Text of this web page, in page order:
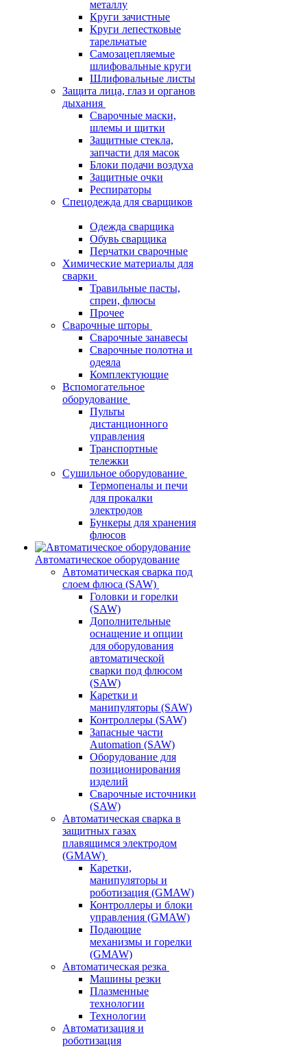
металлу
Круги зачистные
Круги лепестковые
тарельчатые
Самозацепляемые
шлифовальные круги
Шлифовальные листы
Защита лица, глаз и органов
дыхания
Сварочные маски,
шлемы и щитки
Защитные стекла,
запчасти для масок
Блоки подачи воздуха
Защитные очки
Респираторы
Спецодежда для сварщиков
Одежда сварщика
Обувь сварщика
Перчатки сварочные
Химические материалы для
сварки
Травильные пасты,
спреи, флюсы
Прочее
Сварочные шторы
Сварочные занавесы
Сварочные полотна и
одеяла
Комплектующие
Вспомогательное
оборудование
Пульты
дистанционного
управления
Транспортные
тележки
Сушильное оборудование
Термопеналы и печи
для прокалки
электродов
Бункеры для хранения
флюсов
Автоматическое оборудование
Автоматическая сварка под
слоем флюса (SAW)
Головки и горелки
(SAW)
Дополнительные
оснащение и опции
для оборудования
автоматической
сварки под флюсом
(SAW)
Каретки и
манипуляторы (SAW)
Контроллеры (SAW)
Запасные части
Automation (SAW)
Оборудование для
позиционирования
изделий
Сварочные источники
(SAW)
Автоматическая сварка в
защитных газах
плавящимся электродом
(GMAW)
Каретки,
манипуляторы и
роботизация (GMAW)
Контроллеры и блоки
управления (GMAW)
Подающие
механизмы и горелки
(GMAW)
Автоматическая резка
Машины резки
Плазменные
технологии
Технологии
Автоматизация и
роботизация